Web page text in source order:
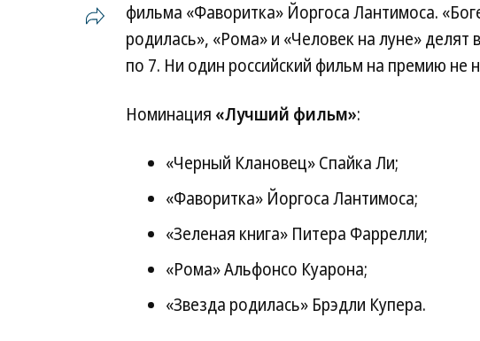
фильма «Фаворитка» Йоргоса Лантимоса.
родилась», «Рома» и «Человек на луне»
по 7. Ни один российский фильм на премию не
Номинация «Лучший фильм»:
«Черный Клановец» Спайка Ли;
«Фаворитка» Йоргоса Лантимоса;
«Зеленая книга» Питера Фаррелли;
«Рома» Альфонсо Куарона;
«Звезда родилась» Брэдли Купера.